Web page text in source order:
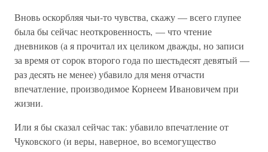
Вновь оскорбляя чьи-то чувства, скажу — всего глупее
была бы сейчас неоткровенность, — что чтение
дневников (а я прочитал их целиком дважды, но записи
за время от сорок второго года по шестьдесят девятый —
раз десять не менее) убавило для меня отчасти
впечатление, производимое Корнеем Ивановичем при
жизни.
Или я бы сказал сейчас так: убавило впечатление от
Чуковского (и веры, наверное, во всемогущество